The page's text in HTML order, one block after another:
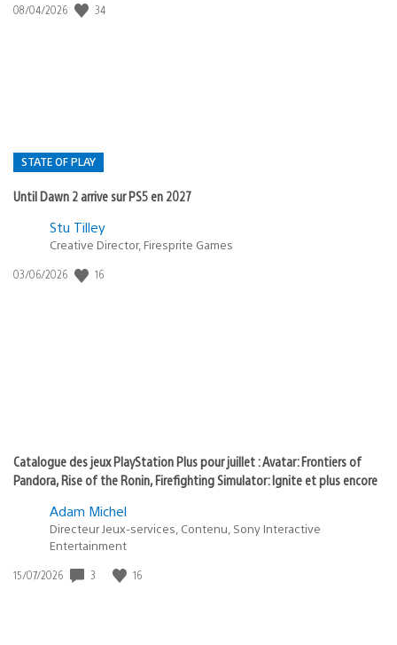
Date
08/04/2026 34
STATE OF PLAY
Until Dawn 2 arrive sur PS5 en 2027
Postée
:
Stu Tilley
Creative Director, Firesprite Games
Date
03/06/2026 16
Catalogue des jeux PlayStation Plus pour juillet : Avatar: Frontiers of
Pandora, Rise of the Ronin, Firefighting Simulator: Ignite et plus encore
Adam Michel
Directeur Jeux-services, Contenu, Sony Interactive
Entertainment
Date
15/07/2026 3 16